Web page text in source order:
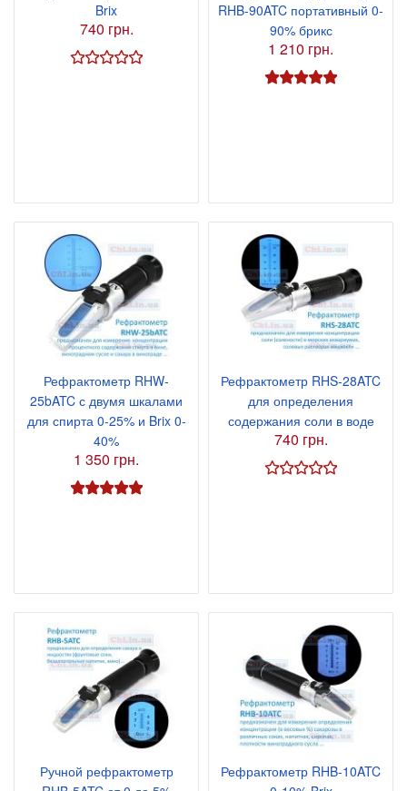
Brix
740 грн.
RHB-90ATC портативный 0-
90% брикс
1 210 грн.
Рефрактометр RHW-
25bATC с двумя шкалами
для спирта 0-25% и Brix 0-
40%
1 350 грн.
Рефрактометр RHS-28ATC
для определения
содержания соли в воде
740 грн.
Ручной рефрактометр
Рефрактометр RHB-10ATC